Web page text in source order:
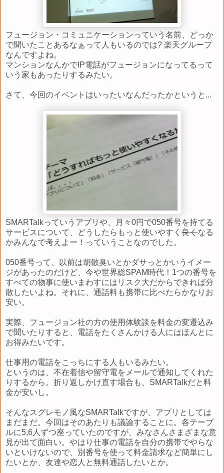
フュージョン・コミュニケーションっていう名前、どっか
で聞いたことあるなぁって人もいるのでは? 楽天グループ
なんですよね。
マンションなんかでIP電話がフュージョンになってるって
いう家もあったりするみたい。
さて、今回のイベントはいったいなんだったかというと...
SMARTalkっていうアプリや、月々0円で050番号を持てる
サービスについて、どうしたらもっと使いやすく 良くなる
かみんなで考えよー！っていうことなのでした。
050番号って、以前は胡散臭いとかダサっとかいうイメー
ジがあったのだけど、今や世界総SPAM時代！1つの番号を
すべての物事に使いまわすにはリスク大だからできれば分
散したいよね。それに、通話料も携帯に比べたらかなりお
安い。
実際、フュージョン社の方の使用体験談を料金の変遷込み
で聞いたりすると、電話をたくさんかける人にはほんとに
お得みたいです。
仕事用の電話をこっちにする人もいるみたい。
というのは、不在着信や留守電をメールで通知してくれた
りするから。折り返しかけ直す場合も、SMARTalkだと料
金が安いし。
そんなスグレモノ風なSMARTalkですが、アプリとしては
まだまだ。今回はそのあたりも議論することに。各テーブ
ルに5,6人ずつ座っていたのですが、みなさんさまざまな意
見が出て面白い。やはり仕事の電話を自分の携帯でやらな
いといけないので、別番号を使って料金請求など簡単にし
たいとか、友達や恋人と無料通話したいとか。